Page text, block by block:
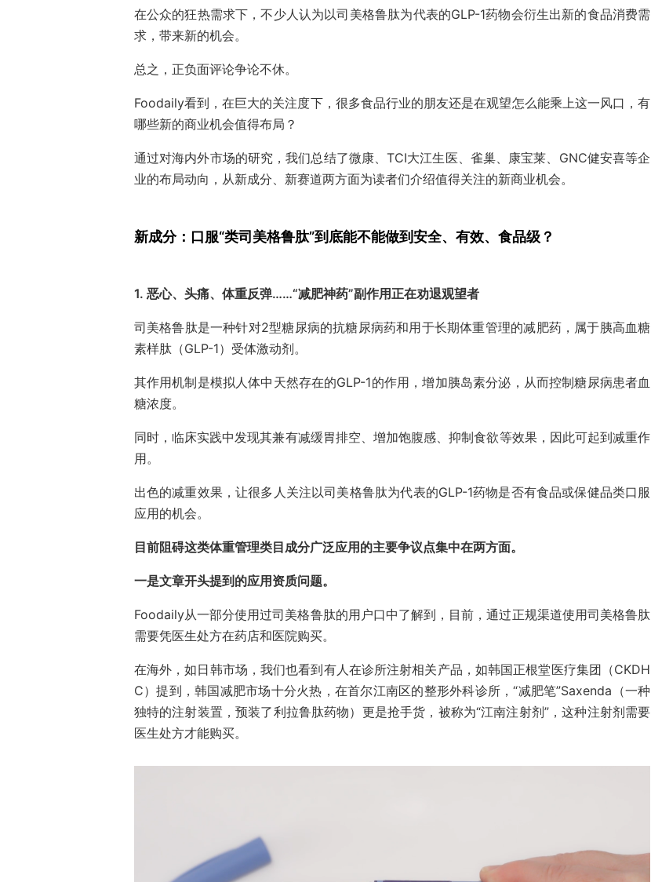
在公众的狂热需求下，不少人认为以司美格鲁肽为代表的GLP-1药物会衍生出新的食品消费需
求，带来新的机会。
总之，正负面评论争论不休。
Foodaily看到，在巨大的关注度下，很多食品行业的朋友还是在观望怎么能乘上这一风口，有
哪些新的商业机会值得布局？
通过对海内外市场的研究，我们总结了微康、TCI大江生医、雀巢、康宝莱、GNC健安喜等企
业的布局动向，从新成分、新赛道两方面为读者们介绍值得关注的新商业机会。
新成分：口服“类司美格鲁肽”到底能不能做到安全、有效、食品级？
1. 恶心、头痛、体重反弹……“减肥神药”副作用正在劝退观望者
司美格鲁肽是一种针对2型糖尿病的抗糖尿病药和用于长期体重管理的减肥药，属于胰高血糖
素样肽（GLP-1）受体激动剂。
其作用机制是模拟人体中天然存在的GLP-1的作用，增加胰岛素分泌，从而控制糖尿病患者血
糖浓度。
同时，临床实践中发现其兼有减缓胃排空、增加饱腹感、抑制食欲等效果，因此可起到减重作
用。
出色的减重效果，让很多人关注以司美格鲁肽为代表的GLP-1药物是否有食品或保健品类口服
应用的机会。
目前阻碍这类体重管理类目成分广泛应用的主要争议点集中在两方面。
一是文章开头提到的应用资质问题。
Foodaily从一部分使用过司美格鲁肽的用户口中了解到，目前，通过正规渠道使用司美格鲁肽
需要凭医生处方在药店和医院购买。
在海外，如日韩市场，我们也看到有人在诊所注射相关产品，如韩国正根堂医疗集团（CKDH
C）提到，韩国减肥市场十分火热，在首尔江南区的整形外科诊所，“减肥笔”Saxenda（一种
独特的注射装置，预装了利拉鲁肽药物）更是抢手货，被称为“江南注射剂”，这种注射剂需要
医生处方才能购买。